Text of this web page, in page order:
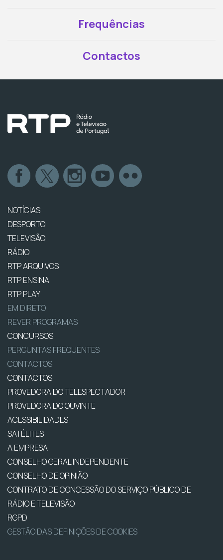
Frequências
Contactos
NOTÍCIAS
DESPORTO
TELEVISÃO
RÁDIO
RTP ARQUIVOS
RTP ENSINA
RTP PLAY
EM DIRETO
REVER PROGRAMAS
CONCURSOS
PERGUNTAS FREQUENTES
CONTACTOS
CONTACTOS
PROVEDORA DO TELESPECTADOR
PROVEDORA DO OUVINTE
ACESSIBILIDADES
SATÉLITES
A EMPRESA
CONSELHO GERAL INDEPENDENTE
CONSELHO DE OPINIÃO
CONTRATO DE CONCESSÃO DO SERVIÇO PÚBLICO DE
RÁDIO E TELEVISÃO
RGPD
GESTÃO DAS DEFINIÇÕES DE COOKIES